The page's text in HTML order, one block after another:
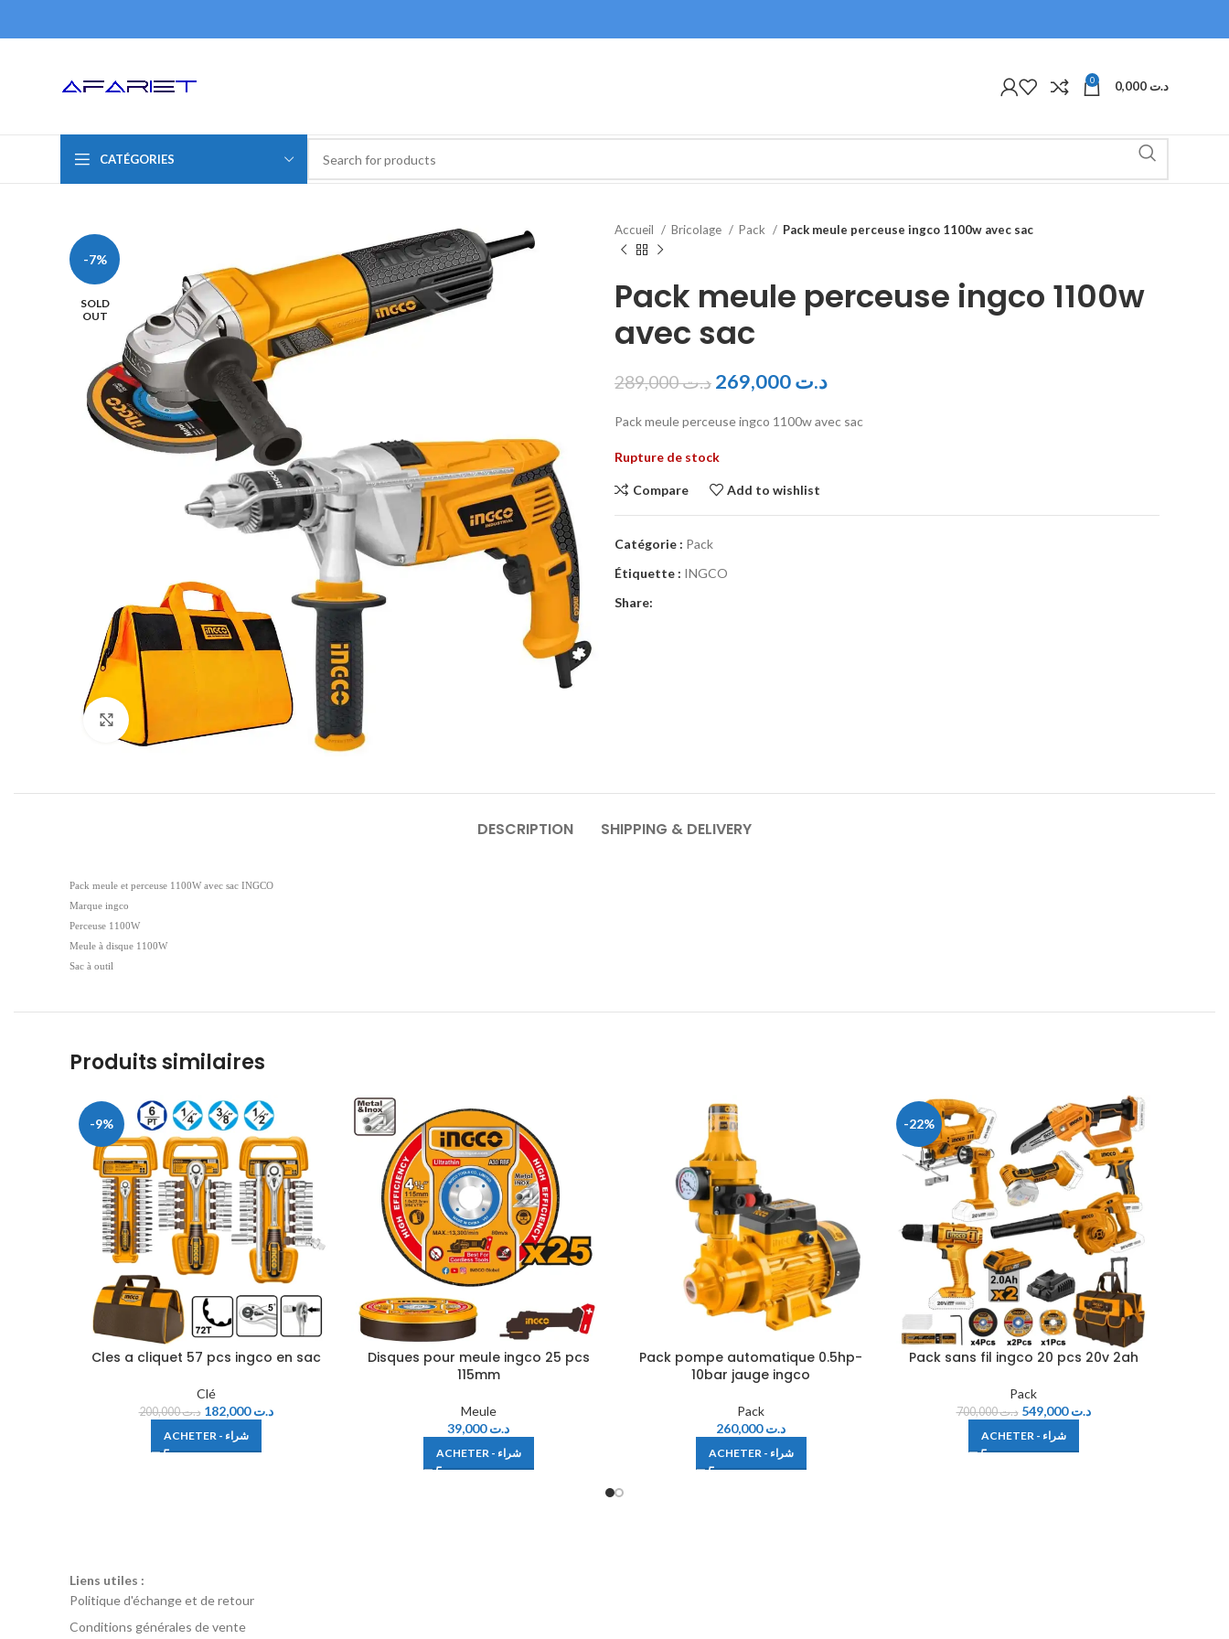
0 د.ت
CATÉGORIES
-7%
SOLD
OUT
Click to enlarge
Accueil Bricolage Pack Pack meule perceuse ingco 1100w avec sac
Pack meule perceuse ingco 1100w
avec sac
د.ت289,000 د.ت
Pack meule perceuse ingco 1100w avec sac
Rupture de stock
Compare Add to wishlist
Catégorie : Pack
Étiquette : INGCO
Share:
DESCRIPTION SHIPPING & DELIVERY
Pack meule et perceuse 1100W avec sac INGCO
Marque ingco
Perceuse 1100W
Meule à disque 1100W
Sac à outil
Produits similaires
-9%
Cles a cliquet 57 pcs ingco en sac
Clé
د.ت200,000 د.ت182,000
ACHETER - شراء
Disques pour meule ingco 25 pcs
115mm
Meule
د.ت39,000
ACHETER - شراء
Pack pompe automatique 0.5hp-
10bar jauge ingco
Pack
د.ت260,000
ACHETER - شراء
-22%
Pack sans fil ingco 20 pcs 20v 2ah
Pack
د.ت700,000 د.ت549,000
ACHETER - شراء
Liens utiles :
Politique d'échange et de retour
Conditions générales de vente